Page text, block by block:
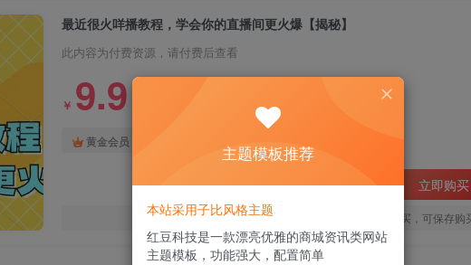
最近很火咩播教程，学会你的直播间更火爆【揭秘】
此内容为付费资源，请付费后查看
￥ 9.9
黄金会员
立即购买
您当前未登录！建议登陆后购买，可保存购
主题模板推荐
本站采用子比风格主题
红豆科技是一款漂亮优雅的商城资讯类网站
主题模板，功能强大，配置简单